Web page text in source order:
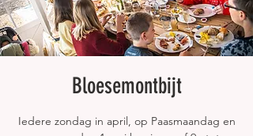
Bloesemontbijt
Iedere zondag in april, op Paasmaandag en